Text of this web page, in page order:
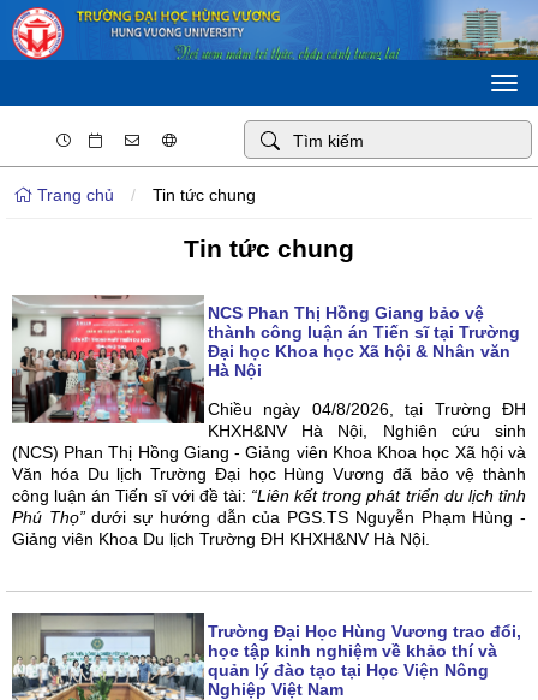
Trang chủ / Tin tức chung
Tin tức chung
NCS Phan Thị Hồng Giang bảo vệ
thành công luận án Tiến sĩ tại Trường
Đại học Khoa học Xã hội & Nhân văn
Hà Nội
Chiều ngày 04/8/2026, tại Trường ĐH
KHXH&NV Hà Nội, Nghiên cứu sinh
(NCS) Phan Thị Hồng Giang - Giảng viên Khoa Khoa học Xã hội và
Văn hóa Du lịch Trường Đại học Hùng Vương đã bảo vệ thành
công luận án Tiến sĩ với đề tài: “Liên kết trong phát triển du lịch tỉnh
Phú Thọ”dưới sự hướng dẫn của PGS.TS Nguyễn Phạm Hùng -
Giảng viên Khoa Du lịch Trường ĐH KHXH&NV Hà Nội.
Trường Đại Học Hùng Vương trao đổi,
học tập kinh nghiệm về khảo thí và
quản lý đào tạo tại Học Viện Nông
Nghiệp Việt Nam